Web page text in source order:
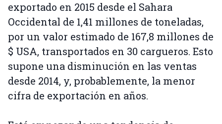
exportado en 2015 desde el Sahara
Occidental de 1,41 millones de toneladas,
por un valor estimado de 167,8 millones de
$ USA, transportados en 30 cargueros. Esto
supone una disminución en las ventas
desde 2014, y, probablemente, la menor
cifra de exportación en años.